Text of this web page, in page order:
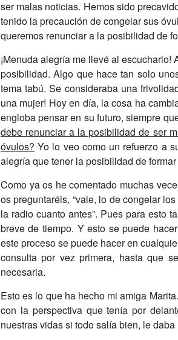
ser malas noticias. Hemos sido
tenido la precaución de congelar sus
queremos renunciar a la posibilidad de
¡Menuda alegría me llevé al
posibilidad. Algo que hace tan solo
tema tabú. Se consideraba una
una mujer! Hoy en día, la cosa ha
engloba pensar en su futuro, siempre
debe renunciar a la posibilidad de ser
óvulos? Yo lo veo como un refuerzo a
alegría que tener la posibilidad de
Como ya os he comentado muchas
os preguntaréis, “vale, lo de congelar
la radio cuanto antes”. Pues para esto
breve de tiempo. Y esto se puede
este proceso se puede hacer en
consulta por vez primera, hasta que
necesaria.
Esto es lo que ha hecho mi amiga
con la perspectiva que tenía por
nuestras vidas si todo salía bien, le